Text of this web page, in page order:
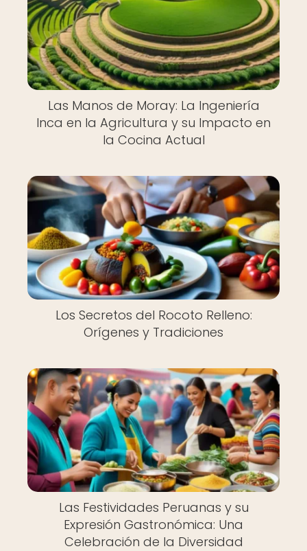
Las Manos de Moray: La Ingeniería
Inca en la Agricultura y su Impacto en
la Cocina Actual
Los Secretos del Rocoto Relleno:
Orígenes y Tradiciones
Las Festividades Peruanas y su
Expresión Gastronómica: Una
Celebración de la Diversidad